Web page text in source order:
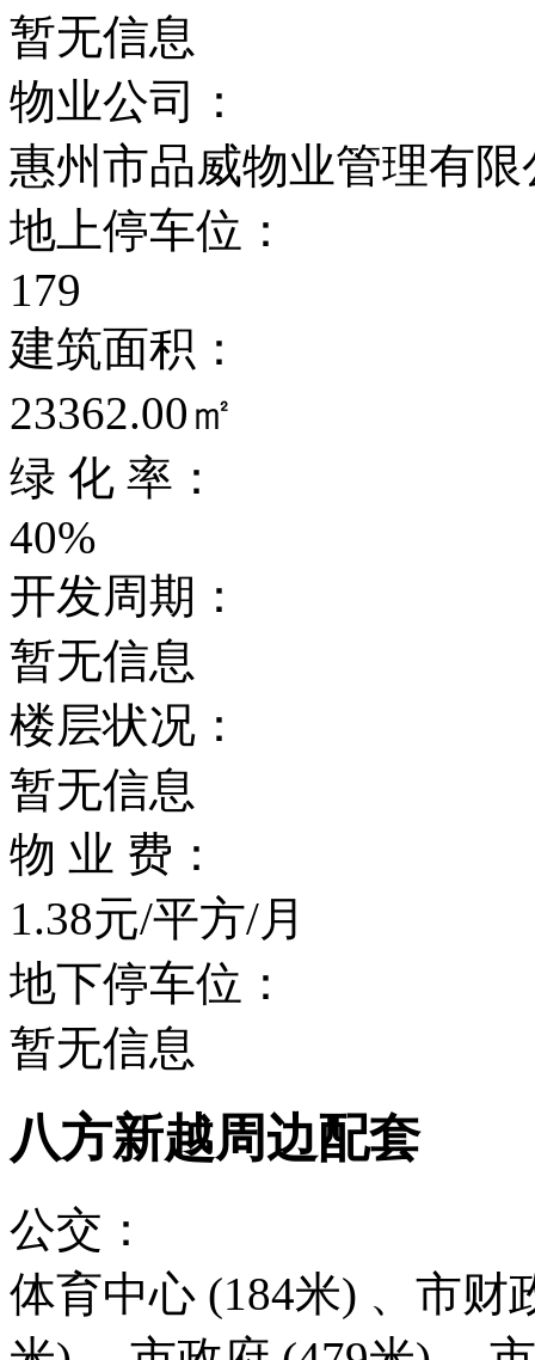
暂无信息
物业公司：
惠州市品威物业管理有限
地上停车位：
179
建筑面积：
23362.00㎡
绿 化 率：
40%
开发周期：
暂无信息
楼层状况：
暂无信息
物 业 费：
1.38元/平方/月
地下停车位：
暂无信息
八方新越周边配套
公交：
体育中心 (184米) 、市财